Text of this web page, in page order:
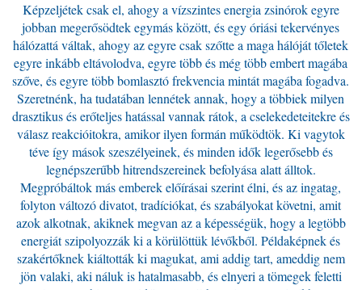
Képzeljétek csak el, ahogy a vízszintes energia zsinórok egyre
jobban megerősödtek egymás között, és egy óriási tekervényes
hálózattá váltak, ahogy az egyre csak szőtte a maga hálóját tőletek
egyre inkább eltávolodva, egyre több és még több embert magába
szőve, és egyre több bomlasztó frekvencia mintát magába fogadva.
Szeretnénk, ha tudatában lennétek annak, hogy a többiek milyen
drasztikus és erőteljes hatással vannak rátok, a cselekedeteitekre és
válasz reakcióitokra, amikor ilyen formán működtök. Ki vagytok
téve így mások szeszélyeinek, és minden idők legerősebb és
legnépszerűbb hitrendszereinek befolyása alatt álltok.
Megpróbáltok más emberek előírásai szerint élni, és az ingatag,
folyton változó divatot, tradíciókat, és szabályokat követni, amit
azok alkotnak, akiknek megvan az a képességük, hogy a legtöbb
energiát szipolyozzák ki a körülöttük lévőkből. Példaképnek és
szakértőknek kiáltották ki magukat, ami addig tart, ameddig nem
jön valaki, aki náluk is hatalmasabb, és elnyeri a tömegek feletti